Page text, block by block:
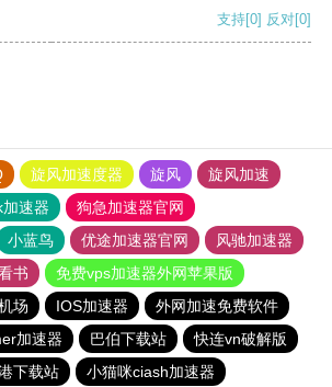
支持[0] 反对[0]
旋风加速度器 旋风
旋风加速
速器
狗急加速器官网
小蓝鸟 优途加速器官网
风驰加速器
书
免费vps加速器外网苹果版
场 IOS加速器
外网加速免费软件
加速器 巴伯下载站
快连vn破解版
下载站 小猫咪ciash加速器